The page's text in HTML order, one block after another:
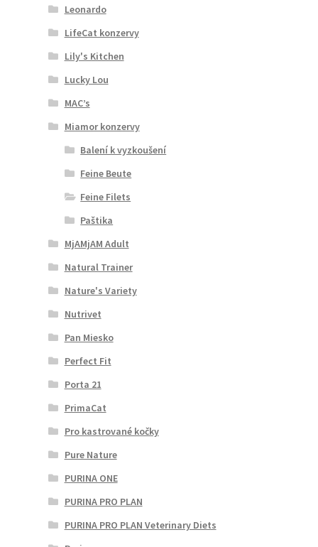
Leonardo
LifeCat konzervy
Lily's Kitchen
Lucky Lou
MAC’s
Miamor konzervy
Balení k vyzkoušení
Feine Beute
Feine Filets
Paštika
MjAMjAM Adult
Natural Trainer
Nature's Variety
Nutrivet
Pan Miesko
Perfect Fit
Porta 21
PrimaCat
Pro kastrované kočky
Pure Nature
PURINA ONE
PURINA PRO PLAN
PURINA PRO PLAN Veterinary Diets